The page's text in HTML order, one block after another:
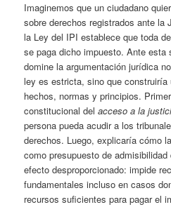
Imaginemos que un ciudadano
sobre derechos registrados ante la
la Ley del IPI establece que toda
se paga dicho impuesto. Ante esta
domine la argumentación jurídica
ley es estricta, sino que
hechos, normas y principios.
constitucional delacceso a la
persona pueda acudir a los
derechos. Luego, explicaría cómo
como presupuesto de
efecto desproporcionado: impide
fundamentales incluso en casos
recursos suficientes para pagar el